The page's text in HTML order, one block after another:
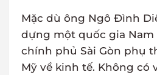
Mặc dù ông Ngô Đình
dựng một quốc gia Nam
chính phủ Sài Gòn phụ
Mỹ về kinh tế. Không có